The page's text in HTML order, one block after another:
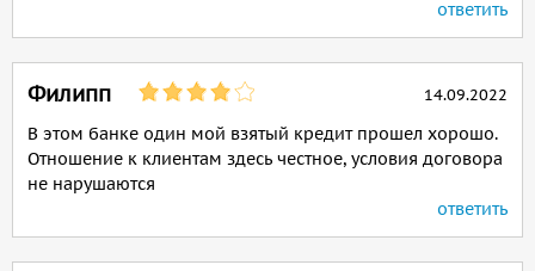
ответить
Филипп 14.09.2022
В этом банке один мой взятый кредит прошел хорошо.
Отношение к клиентам здесь честное, условия договора
не нарушаются
ответить